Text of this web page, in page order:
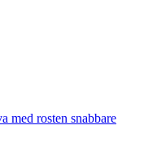
med rosten snabbare